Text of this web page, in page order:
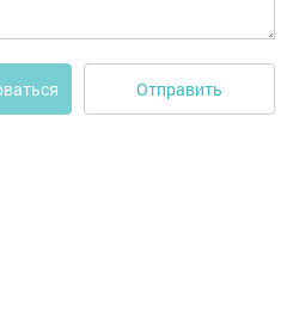
Отправить